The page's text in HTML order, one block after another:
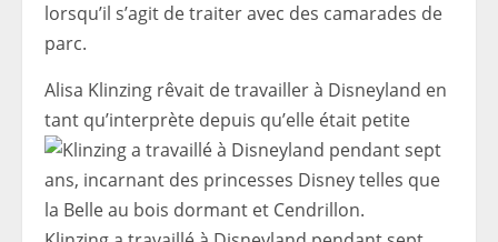
lorsqu’il s’agit de traiter avec des camarades de
parc.
Alisa Klinzing rêvait de travailler à Disneyland en
tant qu’interprète depuis qu’elle était petite